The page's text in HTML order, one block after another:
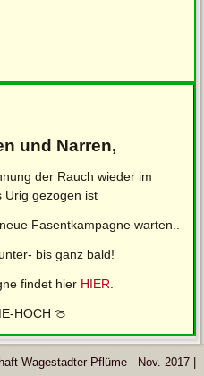
und Narren,
der Rauch wieder im
Urig gezogen ist
Fasentkampagne warten..
bis ganz bald!
findet hier HIER
HOCH 🍈
Wagestadter Pflüme - Nov. 2017 |